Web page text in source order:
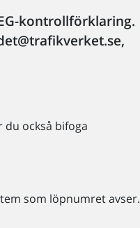
kontrollförklaring.
också bifoga
som löpnumret avser.